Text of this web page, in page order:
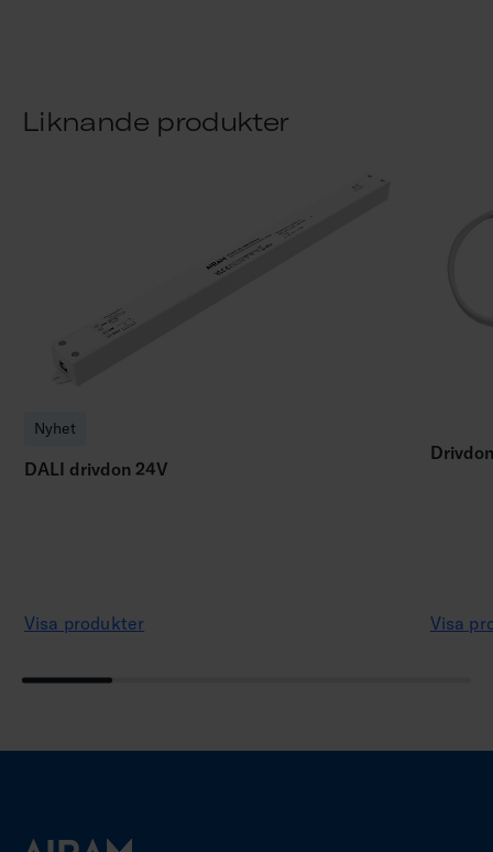
Liknande produkter
Nyhet
DALI drivdon 24V
Visa produkter Visa